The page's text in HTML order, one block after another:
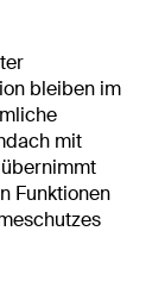
bleiben im
mit
Funktionen